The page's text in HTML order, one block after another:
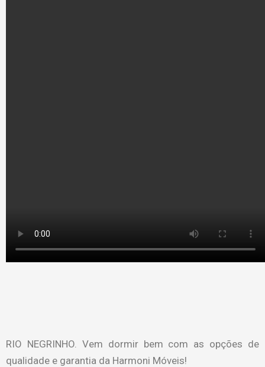
RIO NEGRINHO. Vem dormir bem com as opções de
qualidade e garantia da Harmoni Móveis!